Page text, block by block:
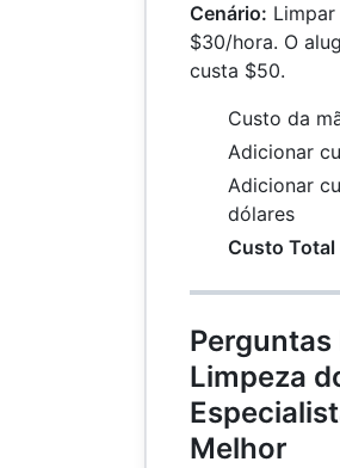
Cenário:
$30/hora. O
custa $50.
Custo da
Adicionar
Adicionar
dólares
Custo Total
Limpeza
Melhor